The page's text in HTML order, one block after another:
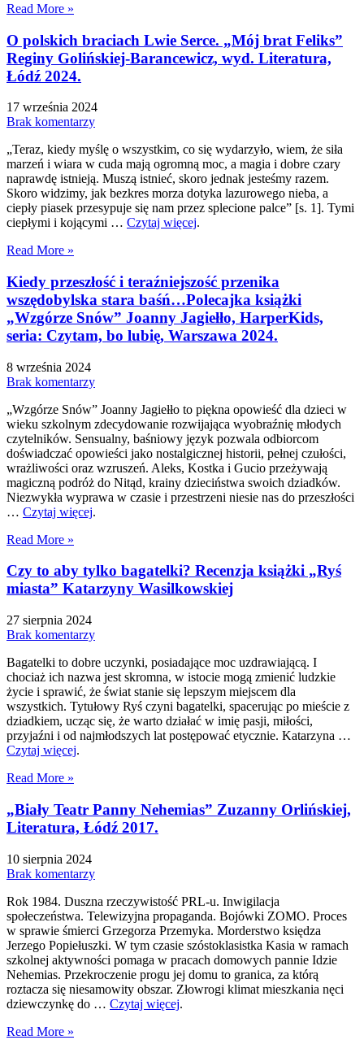
Read More »
O polskich braciach Lwie Serce. „Mój brat Feliks”
Reginy Golińskiej-Barancewicz, wyd. Literatura,
Łódź 2024.
17 września 2024
Brak komentarzy
„Teraz, kiedy myślę o wszystkim, co się wydarzyło, wiem, że siła
marzeń i wiara w cuda mają ogromną moc, a magia i dobre czary
naprawdę istnieją. Muszą istnieć, skoro jednak jesteśmy razem.
Skoro widzimy, jak bezkres morza dotyka lazurowego nieba, a
ciepły piasek przesypuje się nam przez splecione palce” [s. 1]. Tymi
ciepłymi i kojącymi … Czytaj więcej.
Read More »
Kiedy przeszłość i teraźniejszość przenika
wszędobylska stara baśń…Polecajka książki
„Wzgórze Snów” Joanny Jagiełło, HarperKids,
seria: Czytam, bo lubię, Warszawa 2024.
8 września 2024
Brak komentarzy
„Wzgórze Snów” Joanny Jagiełło to piękna opowieść dla dzieci w
wieku szkolnym zdecydowanie rozwijająca wyobraźnię młodych
czytelników. Sensualny, baśniowy język pozwala odbiorcom
doświadczać opowieści jako nostalgicznej historii, pełnej czułości,
wrażliwości oraz wzruszeń. Aleks, Kostka i Gucio przeżywają
magiczną podróż do Nitąd, krainy dzieciństwa swoich dziadków.
Niezwykła wyprawa w czasie i przestrzeni niesie nas do przeszłości
… Czytaj więcej.
Read More »
Czy to aby tylko bagatelki? Recenzja książki „Ryś
miasta” Katarzyny Wasilkowskiej
27 sierpnia 2024
Brak komentarzy
Bagatelki to dobre uczynki, posiadające moc uzdrawiającą. I
chociaż ich nazwa jest skromna, w istocie mogą zmienić ludzkie
życie i sprawić, że świat stanie się lepszym miejscem dla
wszystkich. Tytułowy Ryś czyni bagatelki, spacerując po mieście z
dziadkiem, ucząc się, że warto działać w imię pasji, miłości,
przyjaźni i od najmłodszych lat postępować etycznie. Katarzyna …
Czytaj więcej.
Read More »
„Biały Teatr Panny Nehemias” Zuzanny Orlińskiej,
Literatura, Łódź 2017.
10 sierpnia 2024
Brak komentarzy
Rok 1984. Duszna rzeczywistość PRL-u. Inwigilacja
społeczeństwa. Telewizyjna propaganda. Bojówki ZOMO. Proces
w sprawie śmierci Grzegorza Przemyka. Morderstwo księdza
Jerzego Popiełuszki. W tym czasie szóstoklasistka Kasia w ramach
szkolnej aktywności pomaga w pracach domowych pannie Idzie
Nehemias. Przekroczenie progu jej domu to granica, za którą
roztacza się niesamowity obszar. Złowrogi klimat mieszkania nęci
dziewczynkę do … Czytaj więcej.
Read More »